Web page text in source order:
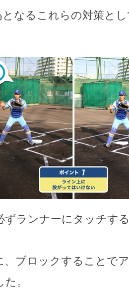
なるこれらの対策と
ランナーにタッチす
、ブロックすることで
。